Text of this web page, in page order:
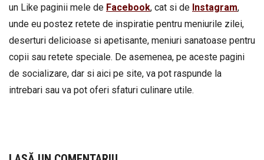
un Like paginii mele de Facebook, cat si de Instagram,
unde eu postez retete de inspiratie pentru meniurile zilei,
deserturi delicioase si apetisante, meniuri sanatoase pentru
copii sau retete speciale. De asemenea, pe aceste pagini
de socializare, dar si aici pe site, va pot raspunde la
intrebari sau va pot oferi sfaturi culinare utile.